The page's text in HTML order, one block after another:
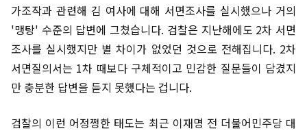
가조작과 관련해 김 여사에 대해 서면조사를 실시했으나 거의
'맹탕' 수준의 답변에 그쳤습니다. 검찰은 지난해에도 2차 서면
조사를 실시했지만 별 차이가 없었던 것으로 전해집니다. 2차
서면질의서는 1차 때보다 구체적이고 민감한 질문들이 담겼지
만 충분한 답변을 듣지 못했다는 겁니다.
검찰의 이런 어정쩡한 태도는 최근 이재명 전 더불어민주당 대